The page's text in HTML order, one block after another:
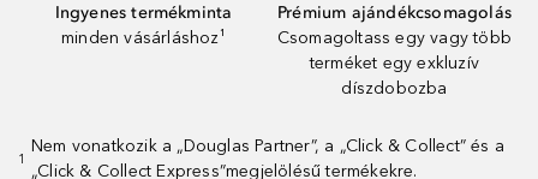
Ingyenes termékminta
minden vásárláshoz¹
Prémium ajándékcsomagolás
Csomagoltass egy vagy több
terméket egy exkluzív
díszdobozba
1
Nem vonatkozik a „Douglas Partner”, a „Click & Collect” és a
„Click & Collect Express”megjelölésű termékekre.